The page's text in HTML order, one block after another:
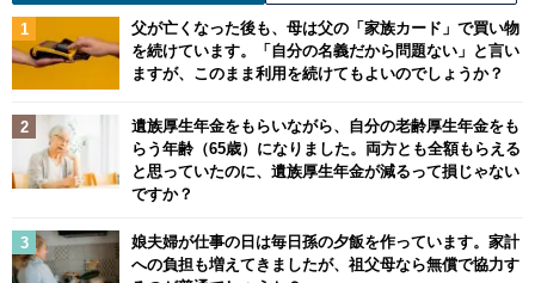
父が亡くなった後も、母は父の「家族カード」で買い物
を続けています。「自分の名義だから問題ない」と言い
ますが、このまま利用を続けてもよいのでしょうか？
遺族厚生年金をもらいながら、自分の老齢厚生年金をも
らう年齢（65歳）になりました。両方とも全額もらえる
と思っていたのに、遺族厚生年金が減るって損じゃない
ですか？
娘夫婦が仕事の日は毎日孫の夕飯を作っています。家計
への負担も増えてきましたが、祖父母なら無償で協力す